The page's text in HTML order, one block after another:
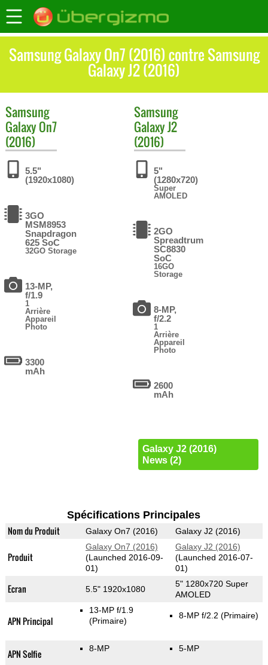
Samsung Galaxy On7 (2016) contre Samsung
Galaxy J2 (2016)
Samsung
Galaxy On7
(2016)
5.5"
(1920x1080)
3GO
MSM8953
Snapdragon
625 SoC
32GO Storage
13-MP,
f/1.9
1
Arrière
Appareil
Photo
3300
mAh
Samsung
Galaxy J2
(2016)
5"
(1280x720)
Super
AMOLED
2GO
Spreadtrum
SC8830
SoC
16GO
Storage
8-MP,
f/2.2
1
Arrière
Appareil
Photo
2600
mAh
Galaxy J2 (2016)
News (2)
Spécifications Principales
Nom du Produit Galaxy On7 (2016) Galaxy J2 (2016)
Produit
Galaxy On7 (2016)
(Launched 2016-09-
01)
Galaxy J2 (2016)
(Launched 2016-07-
01)
Ecran 5.5" 1920x1080
5" 1280x720 Super
AMOLED
APN Principal
13-MP f/1.9
(Primaire)
8-MP f/2.2 (Primaire)
APN Selfie 8-MP 5-MP